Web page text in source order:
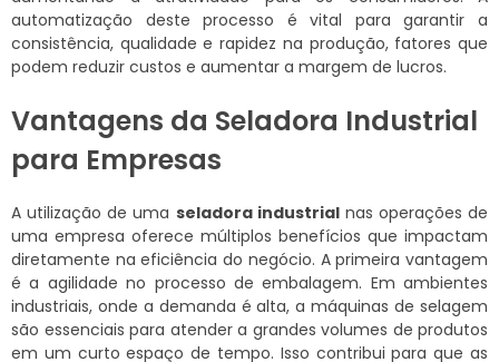
automatização deste processo é vital para garantir a
consistência, qualidade e rapidez na produção, fatores que
podem reduzir custos e aumentar a margem de lucros.
Vantagens da Seladora Industrial
para Empresas
A utilização de uma seladora industrialnas operações de
uma empresa oferece múltiplos benefícios que impactam
diretamente na eficiência do negócio. A primeira vantagem
é a agilidade no processo de embalagem. Em ambientes
industriais, onde a demanda é alta, a máquinas de selagem
são essenciais para atender a grandes volumes de produtos
em um curto espaço de tempo. Isso contribui para que as